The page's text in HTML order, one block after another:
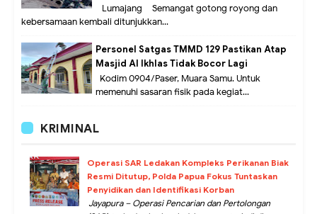
Lumajang – Semangat gotong royong dan
kebersamaan kembali ditunjukkan...
Personel Satgas TMMD 129 Pastikan Atap
Masjid Al Ikhlas Tidak Bocor Lagi
Kodim 0904/Paser, Muara Samu. Untuk
memenuhi sasaran fisik pada kegiat...
KRIMINAL
Operasi SAR Ledakan Kompleks Perikanan Biak
Resmi Ditutup, Polda Papua Fokus Tuntaskan
Penyidikan dan Identifikasi Korban
Jayapura – Operasi Pencarian dan Pertolongan